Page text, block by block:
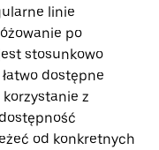
linie
po
stosunkowo
dostępne
z
od konkretnych